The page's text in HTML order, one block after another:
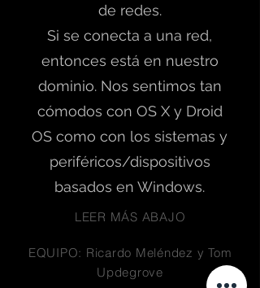
de redes.
Si se conecta a una red,
entonces está en nuestro
dominio. Nos sentimos tan
cómodos con OS X y Droid
OS como con los sistemas y
periféricos/dispositivos
basados en Windows.
LEER MÁS ABAJO
EQUIPO: Ricardo Meléndez y Tom
Updegrove